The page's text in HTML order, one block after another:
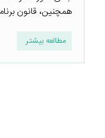
همچنین، قانون برنامه
مطالعه بیشتر